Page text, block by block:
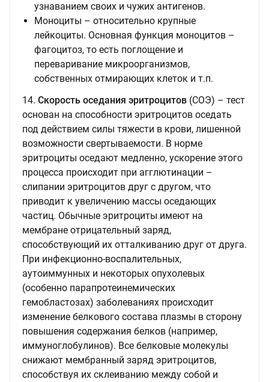
узнаванием своих и чужих антигенов.
Моноциты – относительно крупные
лейкоциты. Основная функция моноцитов –
фагоцитоз, то есть поглощение и
переваривание микроорганизмов,
собственных отмирающих клеток и т.п.
14. Скорость оседания эритроцитов (СОЭ) – тест
основан на способности эритроцитов оседать
под действием силы тяжести в крови, лишенной
возможности свертываемости. В норме
эритроциты оседают медленно, ускорение этого
процесса происходит при агглютинации –
слипании эритроцитов друг с другом, что
приводит к увеличению массы оседающих
частиц. Обычные эритроциты имеют на
мембране отрицательный заряд,
способствующий их отталкиванию друг от друга.
При инфекционно-воспалительных,
аутоиммунных и некоторых опухолевых
(особенно парапротеинемических
гемобластозах) заболеваниях происходит
изменение белкового состава плазмы в сторону
повышения содержания белков (например,
иммуноглобулинов). Все белковые молекулы
снижают мембранный заряд эритроцитов,
способствуя их склеиванию между собой и